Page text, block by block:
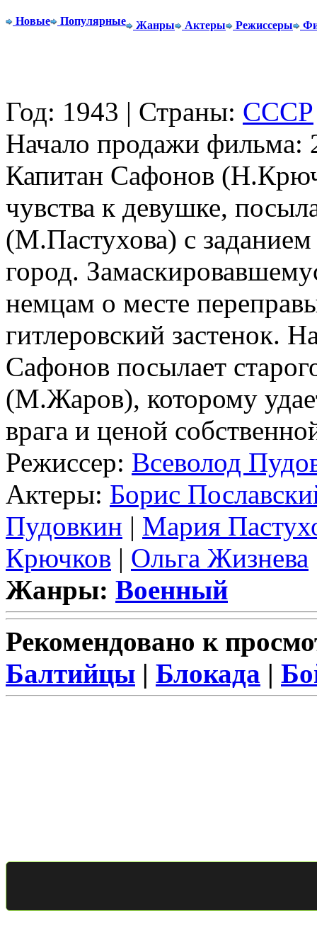
Новые Популярные Жанры Актеры Режиссеры
Год: 1943 | Страны: СССР
Начало продажи фильма:
Капитан Сафонов
чувства к девушке,
(М.Пастухова) с
город.
немцам о месте
гитлеровский застенок.
Сафонов посылает
(М.Жаров), которому
врага и ценой
Режиссер: Всеволод
Актеры: Борис
Пудовкин | Мария
Крючков | Ольга Жизнева
Жанры: Военный
Рекомендовано к
Балтийцы | Блокада |